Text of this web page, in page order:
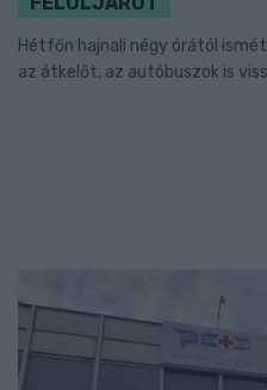
Hétfőn hajnali négy órától
az átkelőt, az autóbuszok is